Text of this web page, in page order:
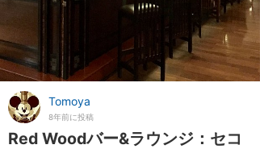
Tomoya
8年前に投稿
Red Woodバー&ラウンジ：セコ